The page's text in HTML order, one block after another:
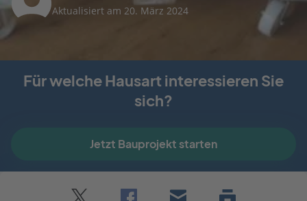
Aktualisiert am 20. März 2024
Für welche Hausart interessieren Sie
sich?
Jetzt Bauprojekt starten